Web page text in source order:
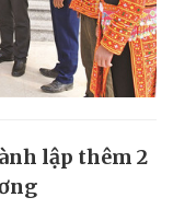
lập thêm 2